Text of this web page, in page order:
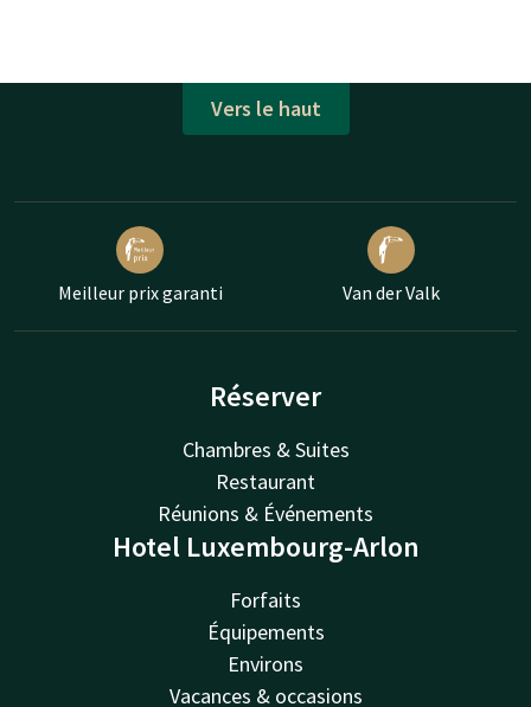
Vers le haut
Meilleur prix garanti Van der Valk
Réserver
Chambres & Suites
Restaurant
Réunions & Événements
Hotel Luxembourg-Arlon
Forfaits
Équipements
Environs
Vacances & occasions